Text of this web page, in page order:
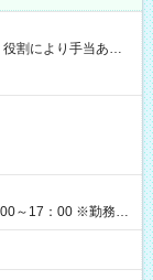
）オプションあ
で給与の一部を受け
時間） 時給1,300円
により時給＋100
なし） 時給1,300
通費 【試用期
～17：00 ※勤務時